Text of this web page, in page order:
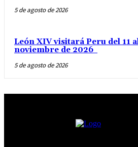
5 de agosto de 2026
León XIV visitará Peru del 11
noviembre de 2026
5 de agosto de 2026